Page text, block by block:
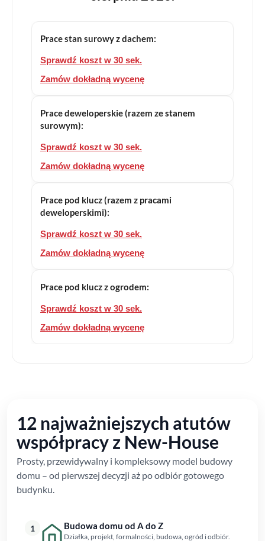
Prace stan surowy z dachem:
Sprawdź koszt w 30 sek.
Zamów dokładną wycenę
Prace deweloperskie (razem ze stanem
surowym):
Sprawdź koszt w 30 sek.
Zamów dokładną wycenę
Prace pod klucz (razem z pracami
deweloperskimi):
Sprawdź koszt w 30 sek.
Zamów dokładną wycenę
Prace pod klucz z ogrodem:
Sprawdź koszt w 30 sek.
Zamów dokładną wycenę
12 najważniejszych atutów
współpracy z New-House
Prosty, przewidywalny i kompleksowy model budowy
domu – od pierwszej decyzji aż po odbiór gotowego
budynku.
1 Budowa domu od A do Z
Działka, projekt, formalności, budowa, ogród i odbiór.